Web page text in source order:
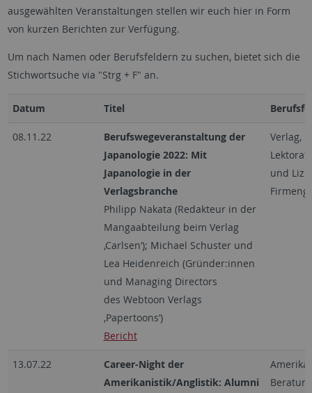
ausgewählten Veranstaltungen stellen wir euch hier in Form
von kurzen Berichten zur Verfügung.
Um nach Namen oder Berufsfeldern zu suchen, bietet sich die
Stichwortsuche via "Strg + F" an.
Datum Titel
08.11.22
Berufswegeveranstaltung der
Japanologie 2022: Mit
Japanologie in der
Verlagsbranche
Philipp Nakata (Redakteur in der
Mangaabteilung beim Verlag
,Carlsen‘); Michael Schuster und
Lea Heidenreich (Gründer:innen
und Managing Directors
des Webtoon Verlags
,Papertoons‘)
Bericht
Verlag,
und
13.07.22
Career-Night der
Amerikanistik/Anglistik: Alumni